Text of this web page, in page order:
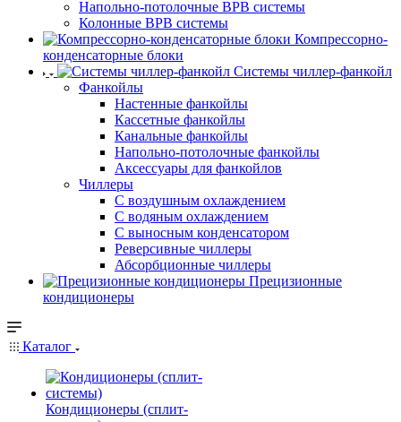
Напольно-потолочные ВРВ системы
Колонные ВРВ системы
Компрессорно-
конденсаторные блоки
Системы чиллер-фанкойл
Фанкойлы
Настенные фанкойлы
Кассетные фанкойлы
Канальные фанкойлы
Напольно-потолочные фанкойлы
Аксессуары для фанкойлов
Чиллеры
С воздушным охлаждением
С водяным охлаждением
С выносным конденсатором
Реверсивные чиллеры
Абсорбционные чиллеры
Прецизионные
кондиционеры
Каталог
Кондиционеры (сплит-